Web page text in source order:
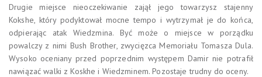
Drugie miejsce nieoczekiwanie zajął jego towarzysz stajenny
Kokshe, który podyktował mocne tempo i wytrzymał je do końca,
odpierając atak Wiedzmina. Być może o miejsce w porządku
powalczy z nimi Bush Brother, zwycięzca Memoriału Tomasza Dula.
Wysoko oceniany przed poprzednim występem Damir nie potrafił
nawiązać walki z Koskhe i Wiedzminem. Pozostaje trudny do oceny.